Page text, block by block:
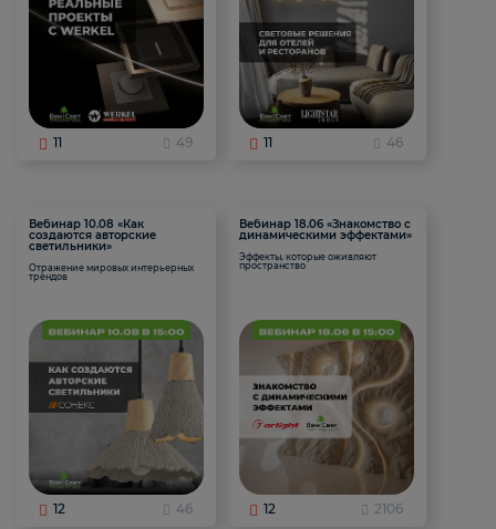
11 49 11 46
Вебинар 10.08 «Как
создаются авторские
светильники»
Отражение мировых интерьерных
трендов
12 46
Вебинар 18.06 «Знакомство с
динамическими эффектами»
Эффекты, которые оживляют
пространство
12 2106